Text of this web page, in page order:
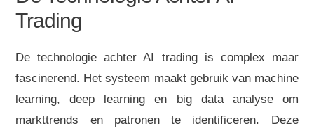
Trading
De technologie achter AI trading is complex maar
fascinerend. Het systeem maakt gebruik van machine
learning, deep learning en big data analyse om
markttrends en patronen te identificeren. Deze